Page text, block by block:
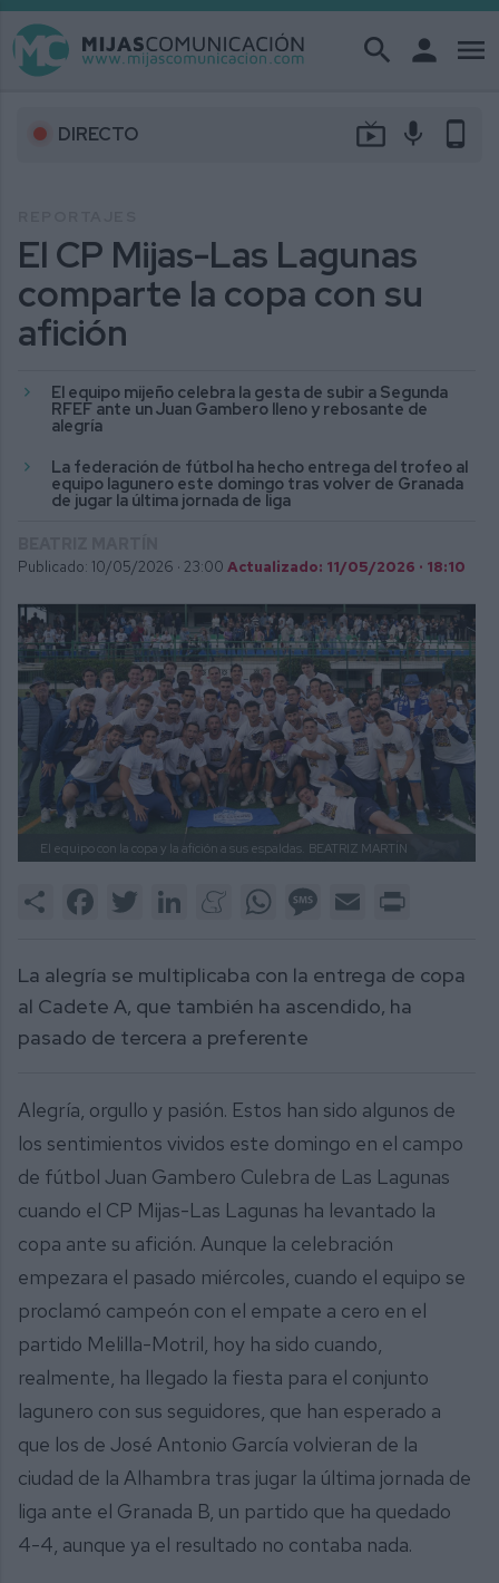
search person menu
DIRECTO live_tv mic phone_android
El CP Mijas-Las Lagunas
comparte la copa con su
afición
El equipo mijeño celebra la gesta de subir a Segunda
RFEF ante un Juan Gambero lleno y rebosante de
alegría
La federación de fútbol ha hecho entrega del trofeo al
equipo lagunero este domingo tras volver de Granada
de jugar la última jornada de liga
Publicado: 10/05/2026 · 23:00 Actualizado: 11/05/2026 · 18:10
El equipo con la copa y la afición a sus espaldas. BEATRIZ MARTÍN
Share FacebookTwitter LinkedInMeneameWhatsAppMessage
Email
La alegría se multiplicaba con la entrega de copa
al Cadete A, que también ha ascendido, ha
pasado de tercera a preferente
Alegría, orgullo y pasión. Estos han sido algunos de
los sentimientos vividos este domingo en el campo
de fútbol Juan Gambero Culebra de Las Lagunas
cuando el CP Mijas-Las Lagunas ha levantado la
copa ante su afición. Aunque la celebración
empezara el pasado miércoles, cuando el equipo se
proclamó campeón con el empate a cero en el
partido Melilla-Motril, hoy ha sido cuando,
realmente, ha llegado la fiesta para el conjunto
lagunero con sus seguidores, que han esperado a
que los de José Antonio García volvieran de la
ciudad de la Alhambra tras jugar la última jornada de
liga ante el Granada B, un partido que ha quedado
4-4, aunque ya el resultado no contaba nada.